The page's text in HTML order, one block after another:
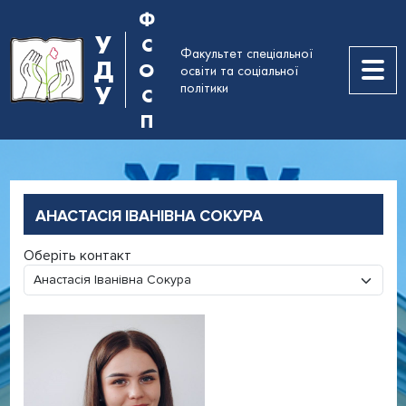
У
Д
У
Ф
С
О
С
П
Факультет спеціальної
освіти та соціальної
політики
АНАСТАСІЯ ІВАНІВНА СОКУРА
Оберіть контакт